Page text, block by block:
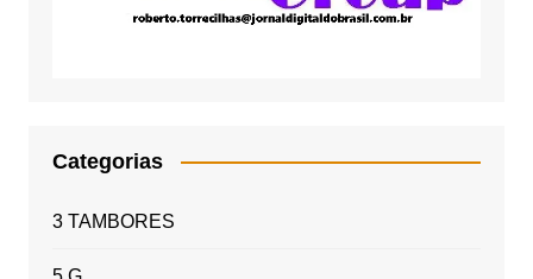
Categorias
3 TAMBORES